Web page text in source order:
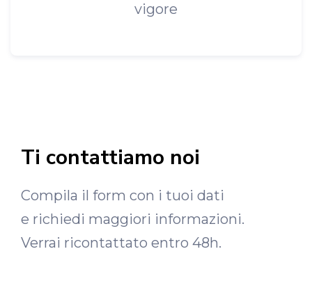
vigore
Ti contattiamo noi
Compila il form con i tuoi dati
e richiedi maggiori informazioni.
Verrai ricontattato entro 48h.